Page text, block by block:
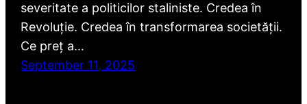
severitate a politicilor staliniste. Credea în
Revoluție. Credea în transformarea societății.
Ce preț a…
September 11, 2025